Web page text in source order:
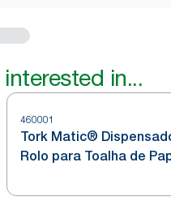
in...
460001
Tork Matic®
Rolo para Toalha de
Inoxidável H1